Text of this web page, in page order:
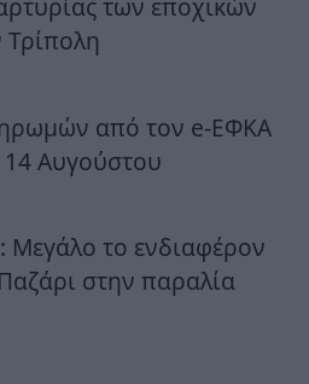
από τον e-ΕΦΚΑ
14 Αυγούστου
το ενδιαφέρον
στην παραλία